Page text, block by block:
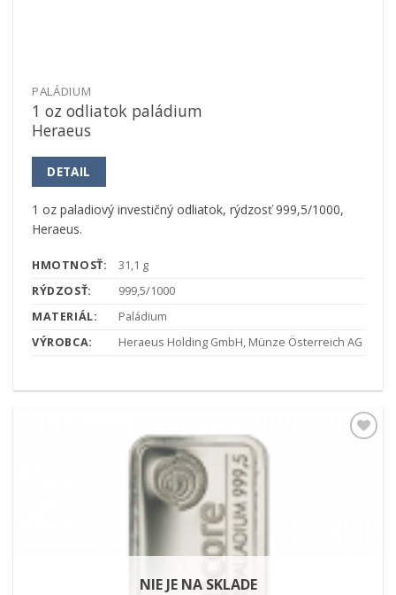
PALÁDIUM
1 oz odliatok paládium
Heraeus
DETAIL
1 oz paladiový investičný odliatok, rýdzosť 999,5/1000,
Heraeus.
HMOTNOSŤ:
31,1 g
RÝDZOSŤ:
999,5/1000
MATERIÁL:
Paládium
VÝROBCA:
Heraeus Holding GmbH, Münze Österreich AG
NIE JE NA SKLADE